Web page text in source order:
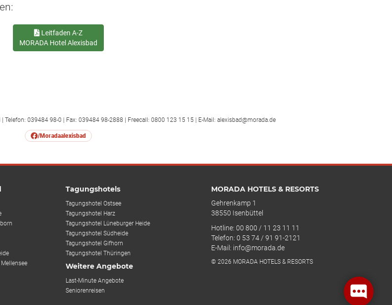
Leitfaden A-Z
MORADA Hotel Alexisbad
Telefon: 039484 98-0 | Fax: 039484 98-2888 | Freecall: 0800 123 15 15 | E-Mail: alexisbad@morada.de
/Moradaalexisbad
Tagungshotels
Tagungshotel Ostsee
Tagungshotel Harz
Tagungshotel Lüneburger Heide
Tagungshotel Südheide
Tagungshotel Gifhorn
Tagungshotel Thüringen
Weitere Angebote
Last-Minute Angebote
Seniorenreisen
MORADA HOTELS & RESORTS
Gehrenkamp 1
38550 Isenbüttel
Hotline: 00 800 / 11 23 11 11
Telefon: 0 53 74 / 91 91-2121
E-Mail: info@morada.de
© 2026 MORADA HOTELS & RESORTS